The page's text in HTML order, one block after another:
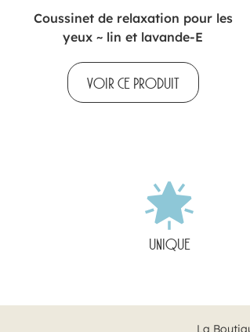
Coussinet de relaxation pour les
yeux ~ lin et lavande-E
VOIR CE PRODUIT
UNIQUE
La